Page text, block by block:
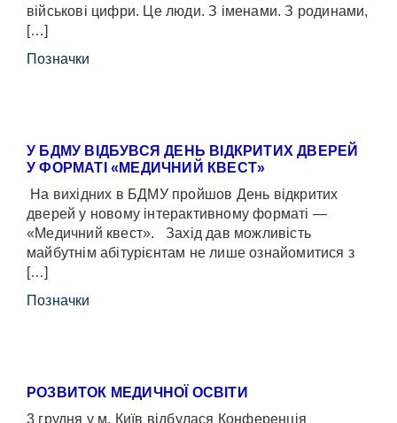
військові цифри. Це люди. З іменами. З родинами,
[…]
Позначки
У БДМУ ВІДБУВСЯ ДЕНЬ ВІДКРИТИХ ДВЕРЕЙ
У ФОРМАТІ «МЕДИЧНИЙ КВЕСТ»
На вихідних в БДМУ пройшов День відкритих
дверей у новому інтерактивному форматі —
«Медичний квест». Захід дав можливість
майбутнім абітурієнтам не лише ознайомитися з
[…]
Позначки
РОЗВИТОК МЕДИЧНОЇ ОСВІТИ
3 грудня у м. Київ відбулася Конференція